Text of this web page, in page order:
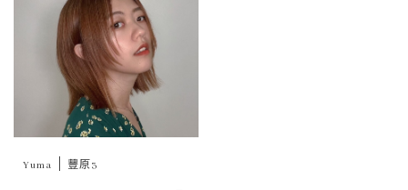
Yuma 豐原3